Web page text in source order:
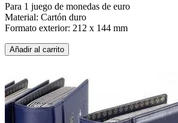
Para 1 juego de monedas de euro
Material: Cartón duro
Formato exterior: 212 x 144 mm
Añadir al carrito